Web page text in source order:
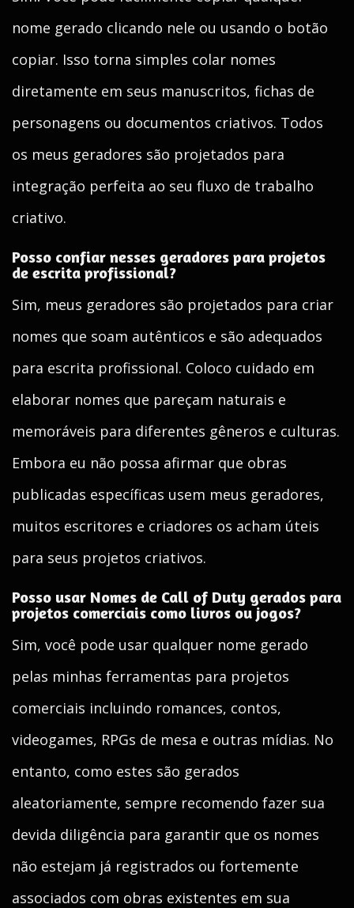
nome gerado clicando nele ou usando o botão
copiar. Isso torna simples colar nomes
diretamente em seus manuscritos, fichas de
personagens ou documentos criativos. Todos
os meus geradores são projetados para
integração perfeita ao seu fluxo de trabalho
criativo.
Posso confiar nesses geradores para projetos
de escrita profissional?
Sim, meus geradores são projetados para criar
nomes que soam autênticos e são adequados
para escrita profissional. Coloco cuidado em
elaborar nomes que pareçam naturais e
memoráveis para diferentes gêneros e culturas.
Embora eu não possa afirmar que obras
publicadas específicas usem meus geradores,
muitos escritores e criadores os acham úteis
para seus projetos criativos.
Posso usar Nomes de Call of Duty gerados para
projetos comerciais como livros ou jogos?
Sim, você pode usar qualquer nome gerado
pelas minhas ferramentas para projetos
comerciais incluindo romances, contos,
videogames, RPGs de mesa e outras mídias. No
entanto, como estes são gerados
aleatoriamente, sempre recomendo fazer sua
devida diligência para garantir que os nomes
não estejam já registrados ou fortemente
associados com obras existentes em sua